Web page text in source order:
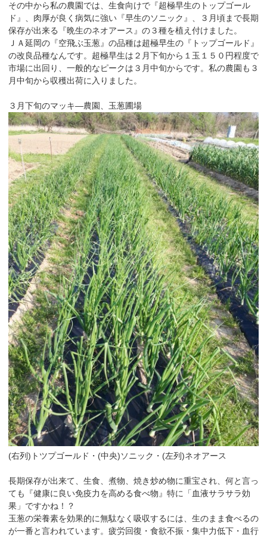
その中から私の農園では、生食向けで『超極早生のトップゴール
ド』、肉厚が良く病気に強い『早生のソニック』、３月頃まで長期
保存が出来る『晩生のネオアース』の３種を植え付けました。
ＪＡ延岡の『空飛ぶ玉葱』の品種は超極早生の『トップゴールド』
の改良品種なんです。超極早生は２月下旬から１玉１５０円程度で
市場に出回り、一般的なピークは３月中旬からです。私の農園も３
月中旬から収穫出荷に入りました。
３月下旬のマッキ―農園、玉葱圃場
(右列)トツプゴールド・(中央)ソニック・(左列)ネオアース
長期保存が出来て、生食、煮物、焼き炒め物に重宝され、何と言っ
ても『健康に良い免疫力を高める食べ物』特に「血液サラサラ効
果」ですかね！？
玉葱の栄養素を効果的に無駄なく吸収するには、生のまま食べるの
が一番と言われています。疲労回復・食欲不振・集中力低下・血行